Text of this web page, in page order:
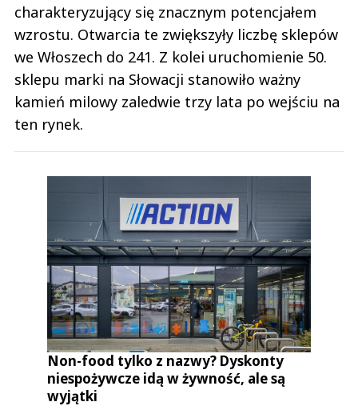
charakteryzujący się znacznym potencjałem
wzrostu. Otwarcia te zwiększyły liczbę sklepów
we Włoszech do 241. Z kolei uruchomienie 50.
sklepu marki na Słowacji stanowiło ważny
kamień milowy zaledwie trzy lata po wejściu na
ten rynek.
Non-food tylko z nazwy? Dyskonty
niespożywcze idą w żywność, ale są
wyjątki